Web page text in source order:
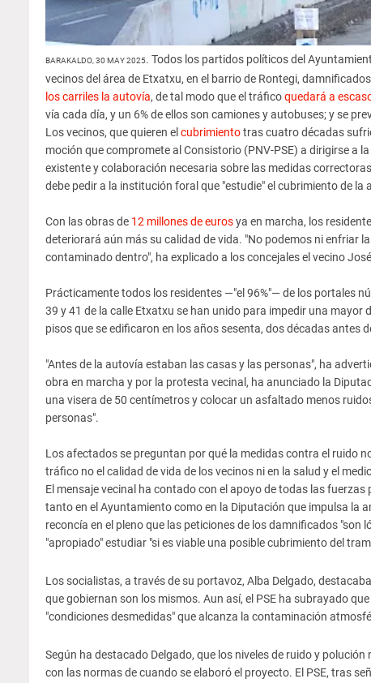
BARAKALDO, 30 MAY 2025. Todos los partidos políticos del
vecinos del área de Etxatxu, en el barrio de Rontegi,
los carriles la autovía, de tal modo que el tráficoquedará a
vía cada día, y un 6% de ellos son camiones y autobuses; y se
Los vecinos, que quieren el cubrimientotras cuatro décadas
moción que compromete al Consistorio (PNV-PSE) a dirigirse a
existente y colaboración necesaria sobre las medidas
debe pedir a la institución foral que "estudie" el cubrimiento de la
Con las obras de 12 millones de eurosya en marcha, los
deteriorará aún más su calidad de vida. "No podemos ni enfriar
contaminado dentro", ha explicado a los concejales el vecino
Prácticamente todos los residentes —"el 96%"— de los portales
39 y 41 de la calle Etxatxu se han unido para impedir una
pisos que se edificaron en los años sesenta, dos décadas
"Antes de la autovía estaban las casas y las personas", ha
obra en marcha y por la protesta vecinal, ha anunciado la
una visera de 50 centímetros y colocar un asfaltado menos
personas".
Los afectados se preguntan por qué la medidas contra el ruido
tráfico no el calidad de vida de los vecinos ni en la salud y el
El mensaje vecinal ha contado con el apoyo de todas las
tanto en el Ayuntamiento como en la Diputación que impulsa la
reconcía en el pleno que las peticiones de los damnificados
"apropiado" estudiar "si es viable una posible cubrimiento del
Los socialistas, a través de su portavoz, Alba Delgado,
que gobiernan son los mismos. Aun así, el PSE ha subrayado
"condiciones desmedidas" que alcanza la contaminación
Según ha destacado Delgado, que los niveles de ruido y
con las normas de cuando se elaboró el proyecto. El PSE, tras